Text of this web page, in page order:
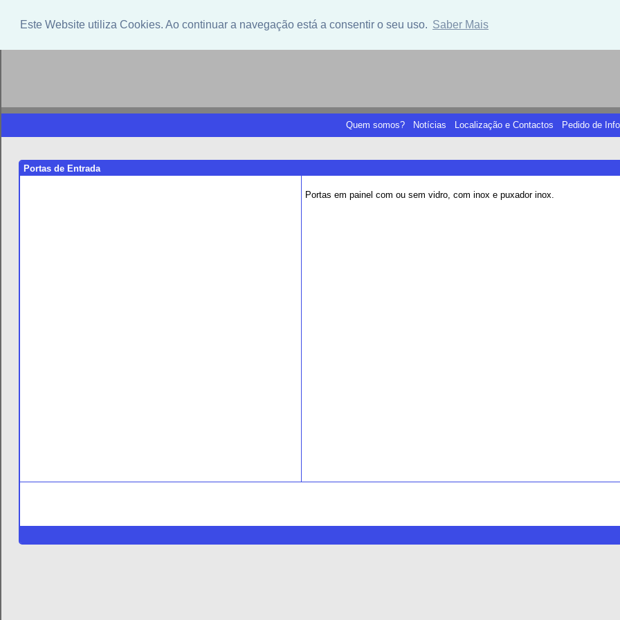
Este Website utiliza Cookies. Ao continuar a navegação está a consentir o seu uso. Saber Mais
Quem somos? Notícias Localização e Contactos Pedido de
Portas de Entrada
Portas em painel com ou sem vidro, com inox e puxador inox.